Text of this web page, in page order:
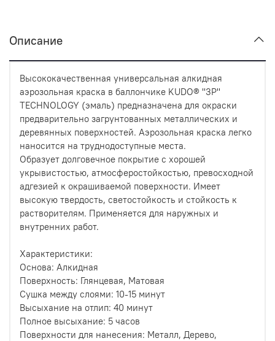
Описание
Высококачественная универсальная алкидная
аэрозольная краска в баллончике KUDO® ''3P''
TECHNOLOGY (эмаль) предназначена для окраски
предварительно загрунтованных металлических и
деревянных поверхностей. Аэрозольная краска легко
наносится на труднодоступные места.
Образует долговечное покрытие с хорошей
укрывистостью, атмосферостойкостью, превосходной
адгезией к окрашиваемой поверхности. Имеет
высокую твердость, светостойкость и стойкость к
растворителям. Применяется для наружных и
внутренних работ.
Характеристики:
Основа: Алкидная
Поверхность: Глянцевая, Матовая
Сушка между слоями: 10-15 минут
Высыхание на отлип: 40 минут
Полное высыхание: 5 часов
Поверхности для нанесения: Металл, Дерево,